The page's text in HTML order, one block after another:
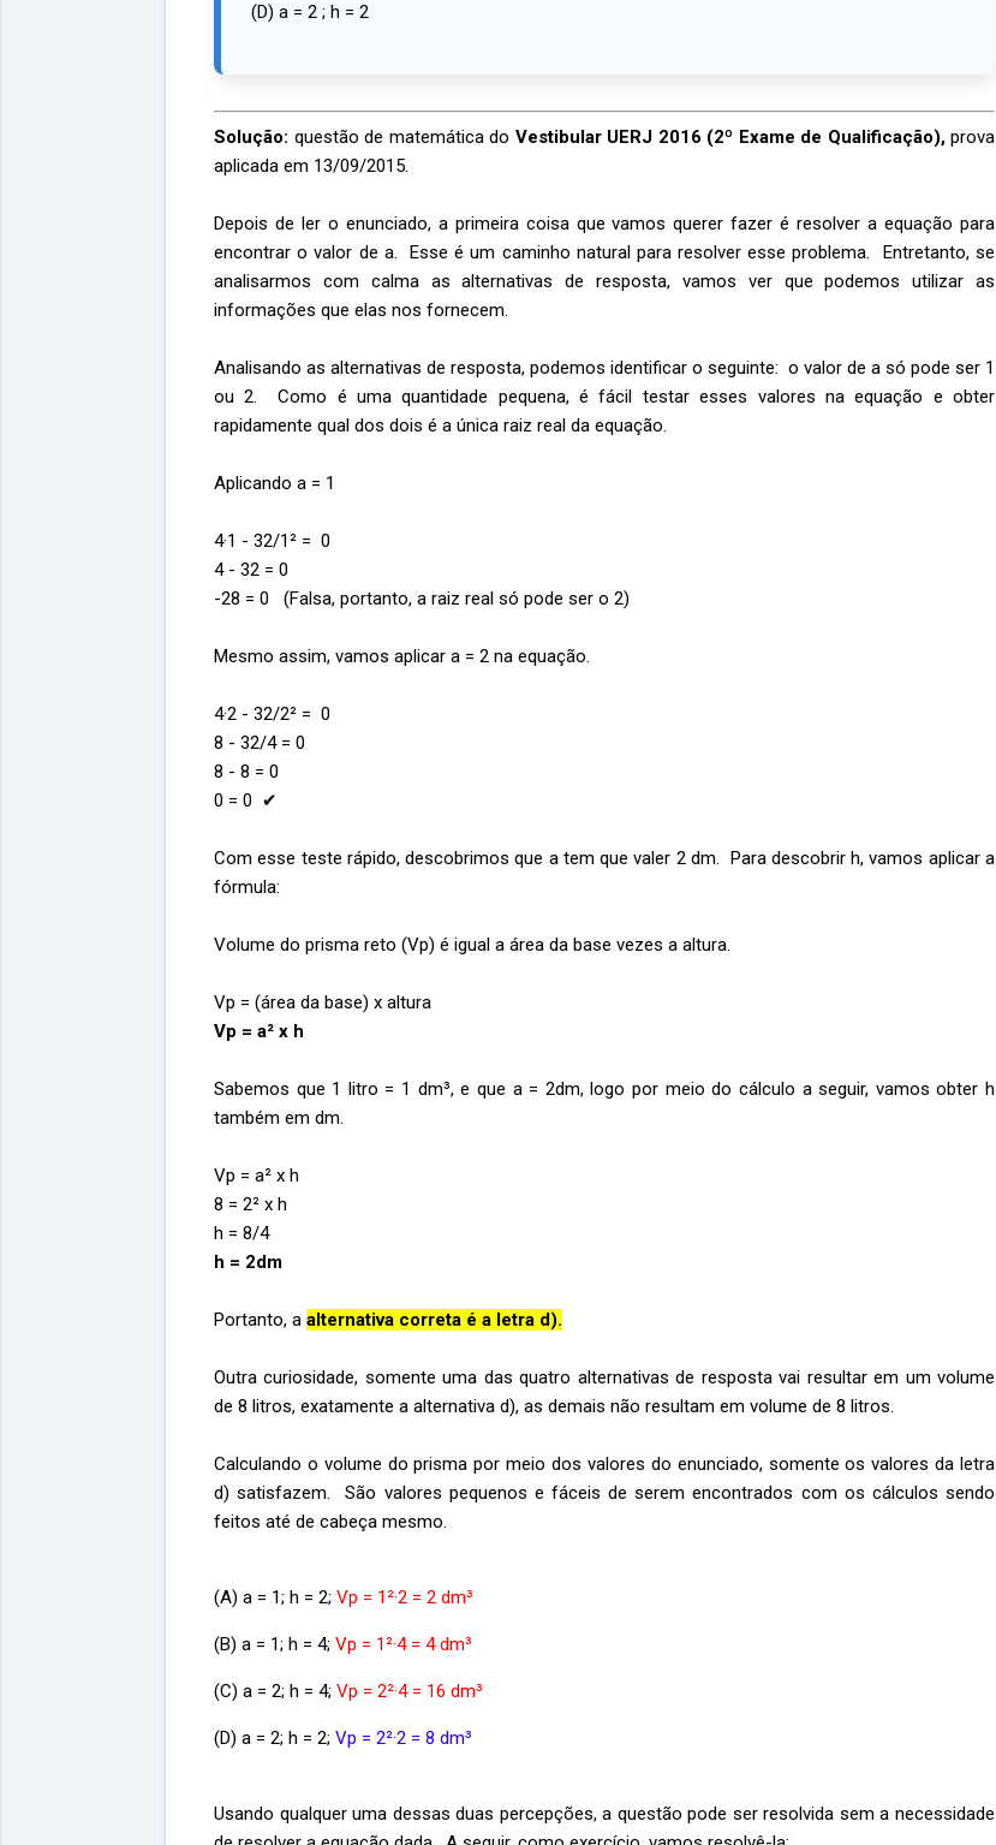
(D) a = 2 ; h = 2
Solução: questão de matemática do Vestibular UERJ 2016 (2º Exame de Qualificação),prova
aplicada em 13/09/2015.
Depois de ler o enunciado, a primeira coisa que vamos querer fazer é resolver a equação para
encontrar o valor de a. Esse é um caminho natural para resolver esse problema. Entretanto, se
analisarmos com calma as alternativas de resposta, vamos ver que podemos utilizar as
informações que elas nos fornecem.
Analisando as alternativas de resposta, podemos identificar o seguinte: o valor de a só pode ser 1
ou 2. Como é uma quantidade pequena, é fácil testar esses valores na equação e obter
rapidamente qual dos dois é a única raiz real da equação.
Aplicando a = 1
4·1 - 32/1² = 0
4 - 32 = 0
-28 = 0 (Falsa, portanto, a raiz real só pode ser o 2)
Mesmo assim, vamos aplicar a = 2 na equação.
4·2 - 32/2² = 0
8 - 32/4 = 0
8 - 8 = 0
0 = 0 ✔
Com esse teste rápido, descobrimos que a tem que valer 2 dm. Para descobrir h, vamos aplicar a
fórmula:
Volume do prisma reto (Vp) é igual a área da base vezes a altura.
Vp = (área da base) x altura
Vp = a² x h
Sabemos que 1 litro = 1 dm³, e que a = 2dm, logo por meio do cálculo a seguir, vamos obter h
também em dm.
Vp = a² x h
8 = 2² x h
h = 8/4
h = 2dm
Portanto, a alternativa correta é a letra d).
Outra curiosidade, somente uma das quatro alternativas de resposta vai resultar em um volume
de 8 litros, exatamente a alternativa d), as demais não resultam em volume de 8 litros.
Calculando o volume do prisma por meio dos valores do enunciado, somente os valores da letra
d) satisfazem. São valores pequenos e fáceis de serem encontrados com os cálculos sendo
feitos até de cabeça mesmo.
(A) a = 1; h = 2; Vp = 1²·2 = 2 dm³
(B) a = 1; h = 4; Vp = 1²·4 = 4 dm³
(C) a = 2; h = 4; Vp = 2²·4 = 16 dm³
(D) a = 2; h = 2; Vp = 2²·2 = 8 dm³
Usando qualquer uma dessas duas percepções, a questão pode ser resolvida sem a necessidade